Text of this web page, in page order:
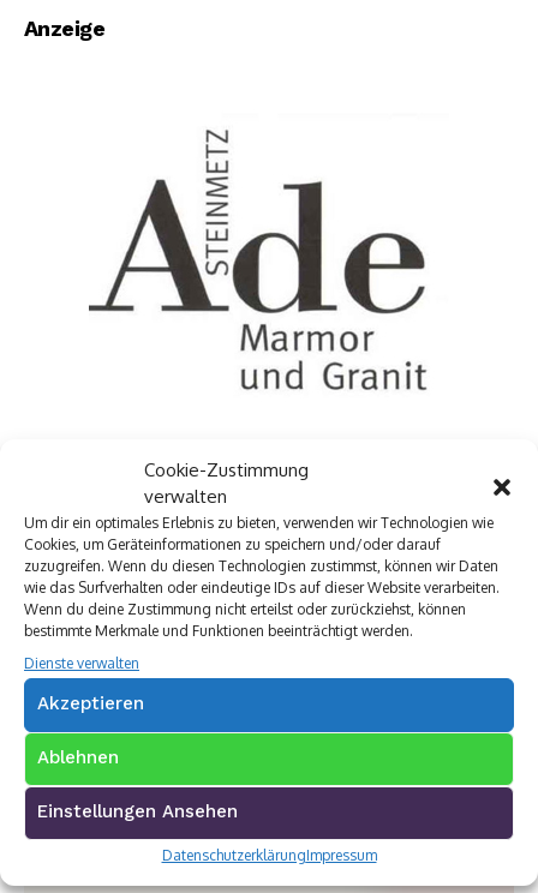
Cookie-Zustimmung
verwalten
Um dir ein optimales Erlebnis zu bieten, verwenden wir Technologien wie
Cookies, um Geräteinformationen zu speichern und/oder darauf
zuzugreifen. Wenn du diesen Technologien zustimmst, können wir Daten
wie das Surfverhalten oder eindeutige IDs auf dieser Website verarbeiten.
Wenn du deine Zustimmung nicht erteilst oder zurückziehst, können
bestimmte Merkmale und Funktionen beeinträchtigt werden.
Dienste verwalten
Akzeptieren
Ablehnen
Einstellungen Ansehen
DatenschutzerklärungImpressum
Anzeige